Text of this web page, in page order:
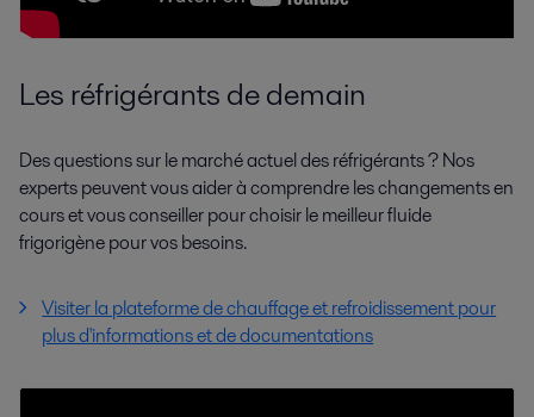
Les réfrigérants de demain
Des questions sur le marché actuel des réfrigérants ? Nos
experts peuvent vous aider à comprendre les changements en
cours et vous conseiller pour choisir le meilleur fluide
frigorigène pour vos besoins.
Visiter la plateforme de chauffage et refroidissement pour
plus d'informations et de documentations